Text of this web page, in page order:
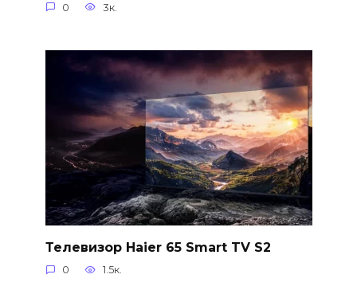
0 3к.
Телевизор Haier 65 Smart TV S2
0 1.5к.